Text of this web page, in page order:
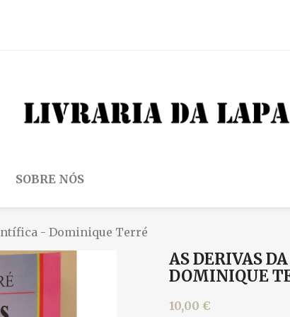
SOBRE NÓS
- Dominique Terré
AS DERIVAS
DOMINIQUE
10,00 €